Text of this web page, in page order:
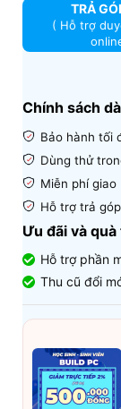
TRẢ
( Hỗ trợ
Chính sách
Bảo hành tối
Dùng thử
Miễn phí
Hỗ trợ trả
Ưu đãi và
Hỗ trợ phần
Thu cũ đổi